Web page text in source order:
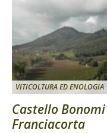
VITICOLTURA ED ENOLOGIA
Castello
Franciacorta